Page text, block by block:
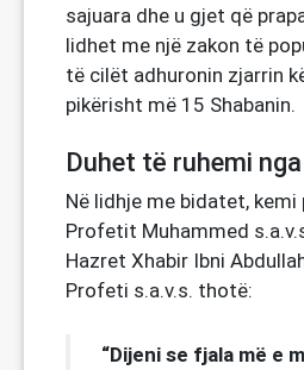
sajuara dhe u gjet që
lidhet me një zakon të
të cilët adhuronin zjarrin
pikërisht më 15 Shabanin.
Duhet të ruhemi
Në lidhje me bidatet,
Profetit Muhammed
Hazret Xhabir Ibni
Profeti s.a.v.s. thotë:
“Dijeni se fjala më e